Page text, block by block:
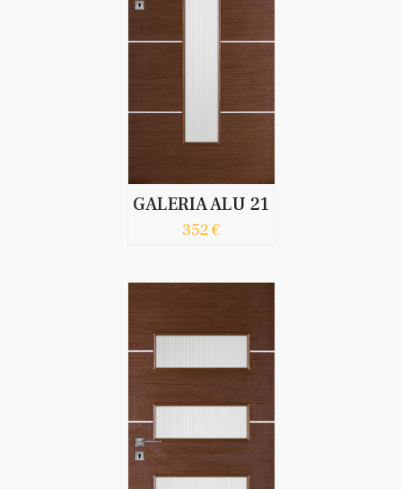
GALERIA ALU 21
352 €